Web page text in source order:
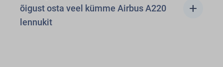
õigust osta veel kümme Airbus A220
lennukit
add